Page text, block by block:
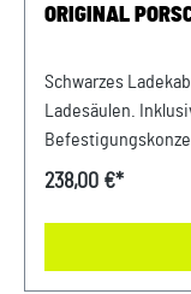
ORIGINAL
Schwarzes
Ladesäulen.
Leistung: bis zu 22
AVP Sportwagen
LandshutAlbert
238,00 €*